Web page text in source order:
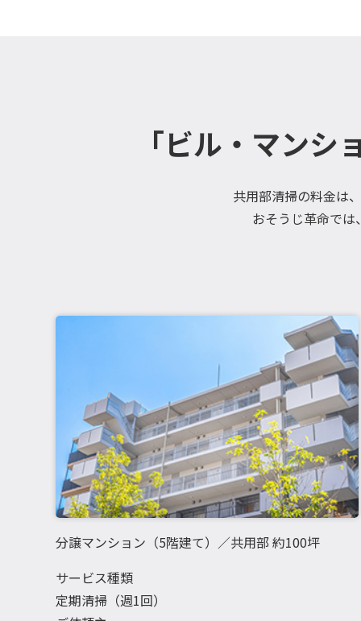
「ビル・マン
共用部清掃の料金は
おそうじ革命で
分譲マンション（5階建て）／共用部 約100坪
サービス種類
定期清掃（週1回）